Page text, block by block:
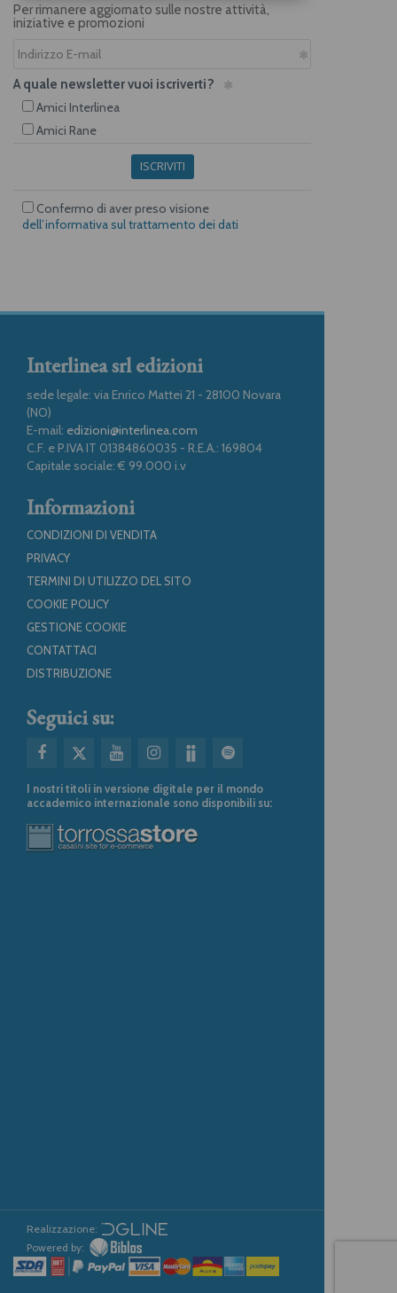
Per rimanere aggiornato sulle nostre attività,
iniziative e promozioni
A quale newsletter vuoi iscriverti?
Amici Interlinea
Amici Rane
ISCRIVITI
Confermo di aver preso visione
dell’informativa sul trattamento dei dati
Interlinea srl edizioni
sede legale: via Enrico Mattei 21 - 28100 Novara
(NO)
E-mail: edizioni@interlinea.com
C.F. e P.IVA IT 01384860035 - R.E.A.: 169804
Capitale sociale: € 99.000 i.v
Informazioni
CONDIZIONI DI VENDITA
PRIVACY
TERMINI DI UTILIZZO DEL SITO
COOKIE POLICY
GESTIONE COOKIE
CONTATTACI
DISTRIBUZIONE
Seguici su:
I nostri titoli in versione digitale per il mondo
accademico internazionale sono disponibili su:
Realizzazione:
Powered by: